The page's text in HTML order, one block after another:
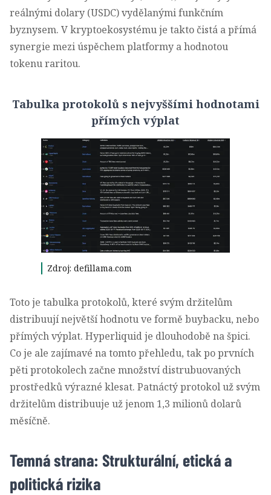
reálnými dolary (USDC) vydělanými funkčním
byznysem. V kryptoekosystému je takto čistá a přímá
synergie mezi úspěchem platformy a hodnotou
tokenu raritou.
Tabulka protokolů s nejvyššími hodnotami
přímých výplat
Zdroj: defillama.com
Toto je tabulka protokolů, které svým držitelům
distribuují největší hodnotu ve formě buybacku, nebo
přímých výplat. Hyperliquid je dlouhodobě na špici.
Co je ale zajímavé na tomto přehledu, tak po prvních
pěti protokolech začne množství distrubuovaných
prostředků výrazné klesat. Patnáctý protokol už svým
držitelům distribuuje už jenom 1,3 milionů dolarů
měsíčně.
Temná strana: Strukturální, etická a
politická rizika